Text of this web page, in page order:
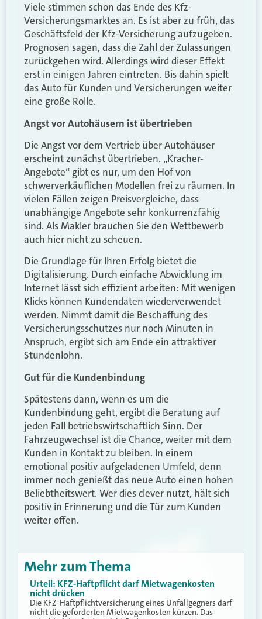
Viele stimmen schon das Ende des Kfz-
Versicherungsmarktes an. Es ist aber zu früh, das
Geschäftsfeld der Kfz-Versicherung aufzugeben.
Prognosen sagen, dass die Zahl der Zulassungen
zurückgehen wird. Allerdings wird dieser Effekt
erst in einigen Jahren eintreten. Bis dahin spielt
das Auto für Kunden und Versicherungen weiter
eine große Rolle.
Angst vor Autohäusern ist übertrieben
Die Angst vor dem Vertrieb über Autohäuser
erscheint zunächst übertrieben. „Kracher-
Angebote“ gibt es nur, um den Hof von
schwerverkäuflichen Modellen frei zu räumen. In
vielen Fällen zeigen Preisvergleiche, dass
unabhängige Angebote sehr konkurrenzfähig
sind. Als Makler brauchen Sie den Wettbewerb
auch hier nicht zu scheuen.
Die Grundlage für Ihren Erfolg bietet die
Digitalisierung. Durch einfache Abwicklung im
Internet lässt sich effizient arbeiten: Mit wenigen
Klicks können Kundendaten wiederverwendet
werden. Nimmt damit die Beschaffung des
Versicherungsschutzes nur noch Minuten in
Anspruch, ergibt sich am Ende ein attraktiver
Stundenlohn.
Gut für die Kundenbindung
Spätestens dann, wenn es um die
Kundenbindung geht, ergibt die Beratung auf
jeden Fall betriebswirtschaftlich Sinn. Der
Fahrzeugwechsel ist die Chance, weiter mit dem
Kunden in Kontakt zu bleiben. In einem
emotional positiv aufgeladenen Umfeld, denn
immer noch genießt das neue Auto einen hohen
Beliebtheitswert. Wer dies clever nutzt, hält sich
positiv in Erinnerung und die Tür zum Kunden
weiter offen.
Mehr zum Thema
Urteil: KFZ-Haftpflicht darf Mietwagenkosten
nicht drücken
Die KFZ-Haftpflichtversicherung eines Unfallgegners darf
nicht die geforderten Mietwagenkosten kürzen. Das